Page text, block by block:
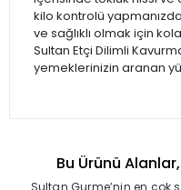
kilo kontrolü
ve sağlıklı olmak için
Sultan Etçi Dilimli
yemeklerinizin aranan
Bu Ürünü
Sultan Gurme’nin en çok